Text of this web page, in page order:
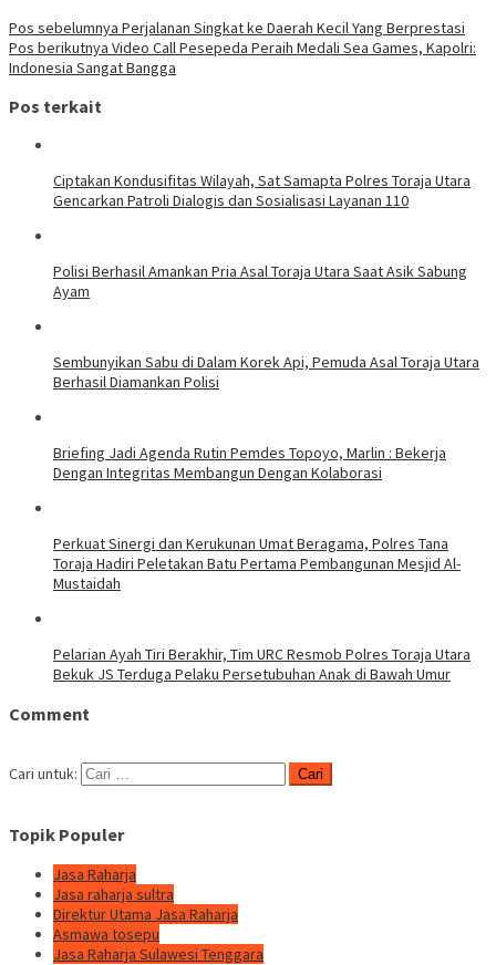
Pos sebelumnya Perjalanan Singkat ke Daerah Kecil Yang Berprestasi
Pos berikutnya Video Call Pesepeda Peraih Medali Sea Games, Kapolri:
Indonesia Sangat Bangga
Pos terkait
Ciptakan Kondusifitas Wilayah, Sat Samapta Polres Toraja Utara
Gencarkan Patroli Dialogis dan Sosialisasi Layanan 110
Polisi Berhasil Amankan Pria Asal Toraja Utara Saat Asik Sabung
Ayam
Sembunyikan Sabu di Dalam Korek Api, Pemuda Asal Toraja Utara
Berhasil Diamankan Polisi
Briefing Jadi Agenda Rutin Pemdes Topoyo, Marlin : Bekerja
Dengan Integritas Membangun Dengan Kolaborasi
Perkuat Sinergi dan Kerukunan Umat Beragama, Polres Tana
Toraja Hadiri Peletakan Batu Pertama Pembangunan Mesjid Al-
Mustaidah
Pelarian Ayah Tiri Berakhir, Tim URC Resmob Polres Toraja Utara
Bekuk JS Terduga Pelaku Persetubuhan Anak di Bawah Umur
Comment
Cari untuk:
Topik Populer
Jasa Raharja
Jasa raharja sultra
Direktur Utama Jasa Raharja
Asmawa tosepu
Jasa Raharja Sulawesi Tenggara